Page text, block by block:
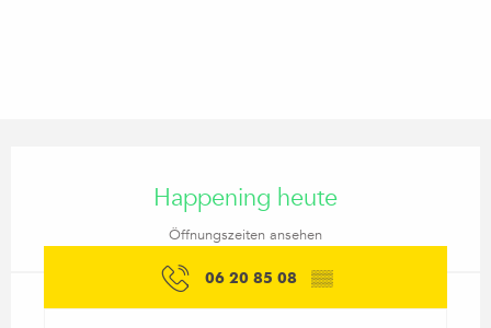
Happening heute
Öffnungszeiten ansehen
06 20 85 08 ▒▒